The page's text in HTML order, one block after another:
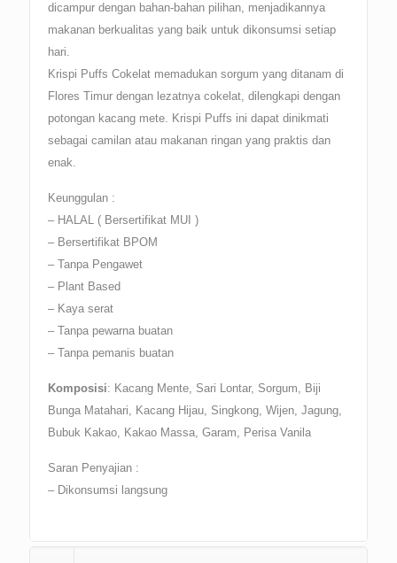
dicampur dengan bahan-bahan pilihan, menjadikannya
makanan berkualitas yang baik untuk dikonsumsi setiap
hari.
Krispi Puffs Cokelat memadukan sorgum yang ditanam di
Flores Timur dengan lezatnya cokelat, dilengkapi dengan
potongan kacang mete. Krispi Puffs ini dapat dinikmati
sebagai camilan atau makanan ringan yang praktis dan
enak.
Keunggulan :
– HALAL ( Bersertifikat MUI )
– Bersertifikat BPOM
– Tanpa Pengawet
– Plant Based
– Kaya serat
– Tanpa pewarna buatan
– Tanpa pemanis buatan
Komposisi: Kacang Mente, Sari Lontar, Sorgum, Biji
Bunga Matahari, Kacang Hijau, Singkong, Wijen, Jagung,
Bubuk Kakao, Kakao Massa, Garam, Perisa Vanila
Saran Penyajian :
– Dikonsumsi langsung